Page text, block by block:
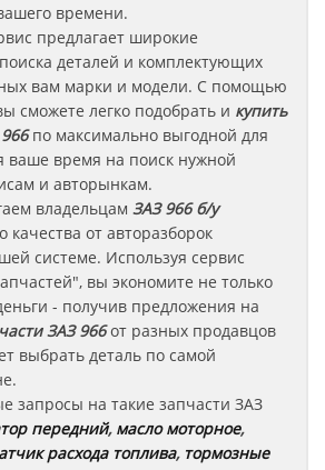
времени.
предлагает широкие
деталей и комплектующих
вам марки и модели. С помощью
сможете легко подобрать и купить
по максимально выгодной для
ваше время на поиск нужной
и авторынкам.
владельцам ЗАЗ 966б/у
качества от авторазборок
системе. Используя сервис
вы экономите не только
- получив предложения на
ЗАЗ 966от разных продавцов
выбрать деталь по самой
запросы на такие запчасти ЗАЗ
передний, масло моторное,
расхода топлива, тормозные